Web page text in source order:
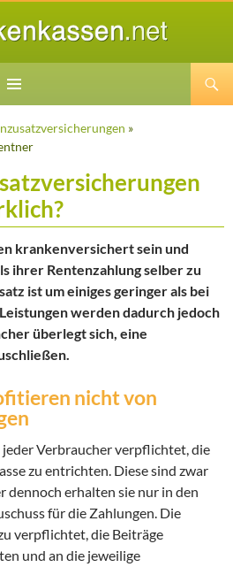
»
krankenversichert sein und
ihrer Rentenzahlung selber zu
ist um einiges geringer als bei
werden dadurch jedoch
überlegt sich, eine
nicht von
Verbraucher verpflichtet, die
zu entrichten. Diese sind zwar
dennoch erhalten sie nur in den
für die Zahlungen. Die
verpflichtet, die Beiträge
und an die jeweilige